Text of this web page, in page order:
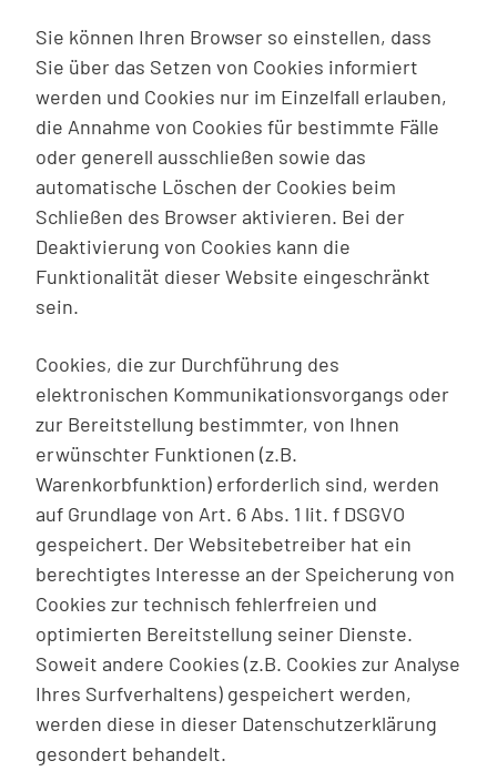
Sie können Ihren Browser so einstellen, dass
Sie über das Setzen von Cookies informiert
werden und Cookies nur im Einzelfall erlauben,
die Annahme von Cookies für bestimmte Fälle
oder generell ausschließen sowie das
automatische Löschen der Cookies beim
Schließen des Browser aktivieren. Bei der
Deaktivierung von Cookies kann die
Funktionalität dieser Website eingeschränkt
sein.
Cookies, die zur Durchführung des
elektronischen Kommunikationsvorgangs oder
zur Bereitstellung bestimmter, von Ihnen
erwünschter Funktionen (z.B.
Warenkorbfunktion) erforderlich sind, werden
auf Grundlage von Art. 6 Abs. 1 lit. f DSGVO
gespeichert. Der Websitebetreiber hat ein
berechtigtes Interesse an der Speicherung von
Cookies zur technisch fehlerfreien und
optimierten Bereitstellung seiner Dienste.
Soweit andere Cookies (z.B. Cookies zur Analyse
Ihres Surfverhaltens) gespeichert werden,
werden diese in dieser Datenschutzerklärung
gesondert behandelt.